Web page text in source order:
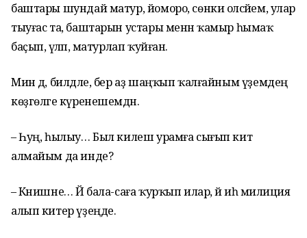
баштары шундай матур, йоморо, сөнки оләсәйем, улар
тыуғас та, баштарын устары менән ҡамыр һымаҡ
баҫып, әүәләп, матурлап ҡуйған.
Мин дә, билдәле, бер аҙ шаңҡып ҡалғайным үҙемдең
көҙгөләге күренешемдән.
– Һуң, һылыу… Был килеш урамға сығып китә
алмайым да инде?
– Кәнишне… Йә бала-саға ҡурҡып илар, йә иһә милиция
алып китер үҙеңде.